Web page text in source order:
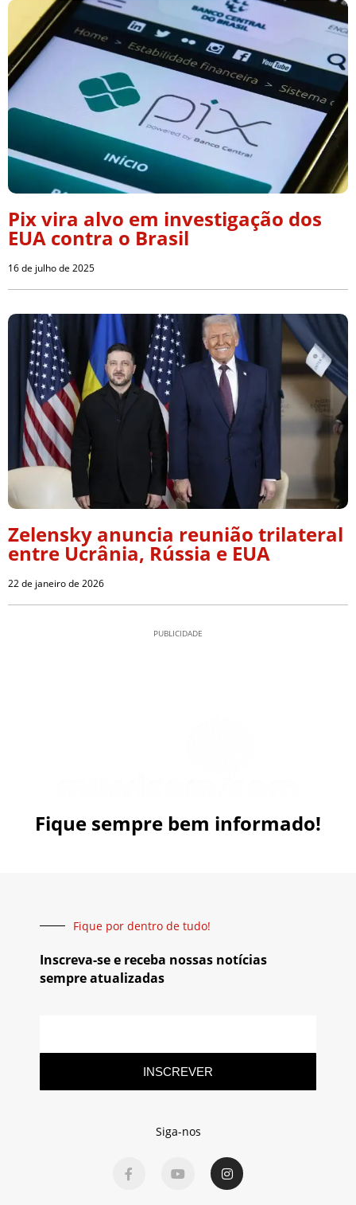
Pix vira alvo em investigação dos
EUA contra o Brasil
16 de julho de 2025
Zelensky anuncia reunião trilateral
entre Ucrânia, Rússia e EUA
22 de janeiro de 2026
PUBLICIDADE
Fique sempre bem informado!
Fique por dentro de tudo!
Inscreva-se e receba nossas notícias
sempre atualizadas
INSCREVER
Siga-nos